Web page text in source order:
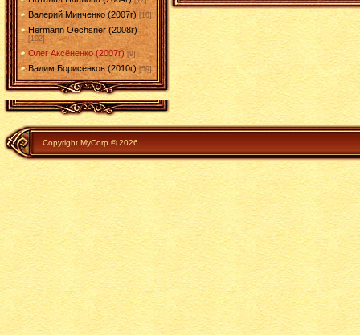
Валерий Минченко (2007г) [10]
Hermann Oechsner (2008г)
[102]
Олег Аксёненко (2007г) [9]
Вадим Борисенков (2010г) [59]
Copyright MyCorp © 2026